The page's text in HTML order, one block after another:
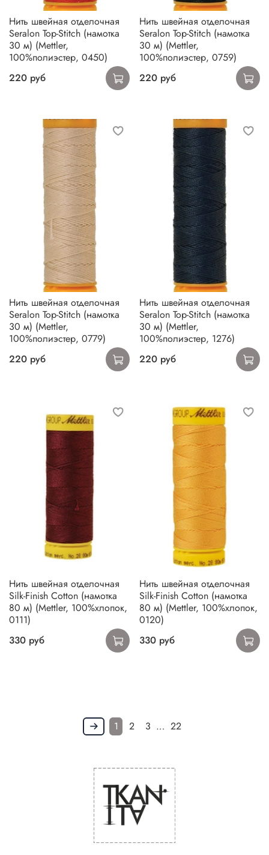
Нить швейная отделочная
Seralon Top-Stitch (намотка
30 м) (Mettler,
100%полиэстер, 0450)
220 руб
Нить швейная отделочная
Seralon Top-Stitch (намотка
30 м) (Mettler,
100%полиэстер, 0759)
220 руб
Нить швейная отделочная
Seralon Top-Stitch (намотка
30 м) (Mettler,
100%полиэстер, 0779)
220 руб
Нить швейная отделочная
Seralon Top-Stitch (намотка
30 м) (Mettler,
100%полиэстер, 1276)
220 руб
Нить швейная отделочная
Silk-Finish Cotton (намотка
80 м) (Mettler, 100%хлопок,
0111)
330 руб
Нить швейная отделочная
Silk-Finish Cotton (намотка
80 м) (Mettler, 100%хлопок,
0120)
330 руб
1 2 3 … 22